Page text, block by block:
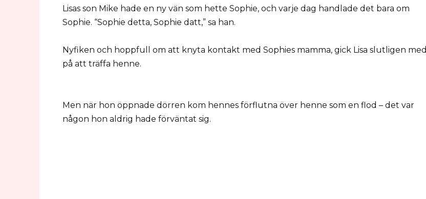
Lisas son Mike hade en ny vän som hette Sophie, och varje dag handlade det bara om
Sophie. “Sophie detta, Sophie datt,” sa han.
Nyfiken och hoppfull om att knyta kontakt med Sophies mamma, gick Lisa slutligen med
på att träffa henne.
Men när hon öppnade dörren kom hennes förflutna över henne som en flod – det var
någon hon aldrig hade förväntat sig.